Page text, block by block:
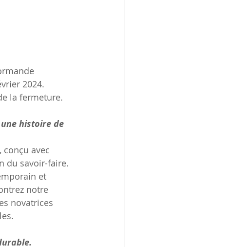
2024.
la fermeture.
histoire de
avec
du savoir-faire.
et
notre
novatrices